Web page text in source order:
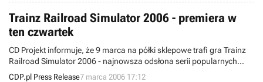
Trainz Railroad Simulator 2006 - premiera w
ten czwartek
CD Projekt informuje, że 9 marca na półki sklepowe trafi gra Trainz
Railroad Simulator 2006 - najnowsza odsłona serii popularnych
symulatorów kolei.
CDP.pl Press Release7 marca 2006 17:12